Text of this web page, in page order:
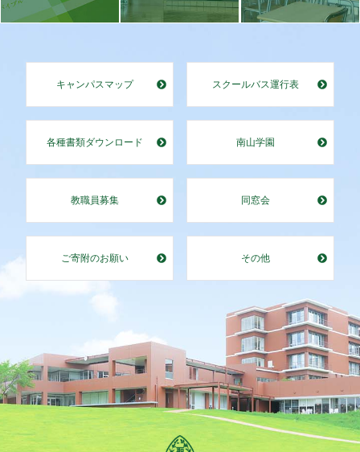
キャンパスマップ スクールバス運行表
各種書類ダウンロード 南山学園
教職員募集 同窓会
ご寄附のお願い その他